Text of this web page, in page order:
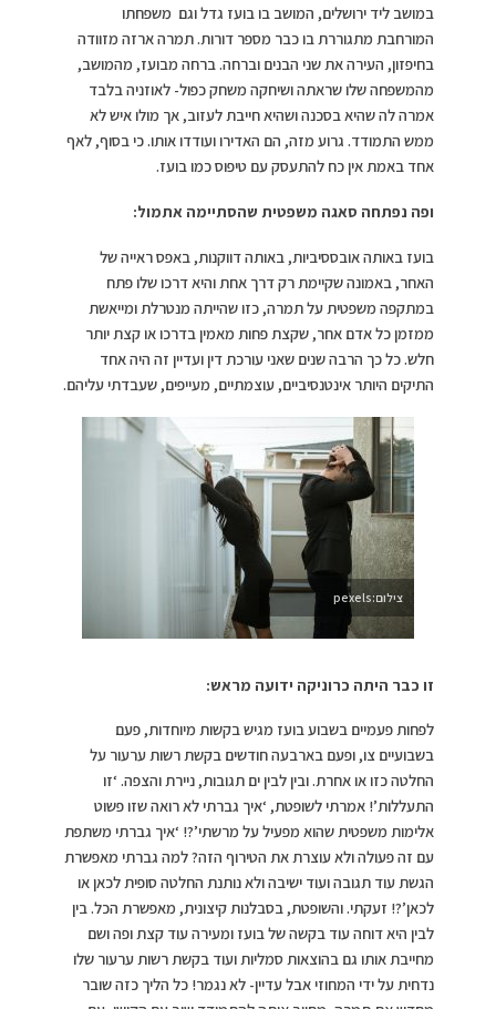
במושב ליד ירושלים, המושב בו בועז גדל וגם משפחתו
המורחבת מתגוררת בו כבר מספר דורות. תמרה ארזה מזוודה
בחיפזון, העירה את שני הבנים וברחה. ברחה מבועז, מהמושב,
מהמשפחה שלו שראתה ושיחקה משחק כפול- לאוזניה בלבד
אמרה לה שהיא בסכנה ושהיא חייבת לעזוב, אך מולו איש לא
ממש התמודד. גרוע מזה, הם האדירו ועודדו אותו. כי בסוף, לאף
אחד באמת אין כח להתעסק עם טיפוס כמו בועז.
ופה נפתחה סאגה משפטית שהסתיימה אתמול:
בועז באותה אובססיביות, באותה דווקנות, באפס ראייה של
האחר, באמונה שקיימת רק דרך אחת והיא דרכו שלו פתח
במתקפה משפטית על תמרה, כזו שהייתה מנטרלת ומייאשת
ממזמן כל אדם אחר, שקצת פחות מאמין בדרכו או קצת יותר
חלש. כל כך הרבה שנים שאני עורכת דין ועדיין זה היה אחד
התיקים היותר אינטנסיביים, עוצמתיים, מעייפים, שעבדתי עליהם.
צילום:pexels
זו כבר היתה כרוניקה ידועה מראש:
לפחות פעמיים בשבוע בועז מגיש בקשות מיוחדות, פעם
בשבועיים צו, ופעם בארבעה חודשים בקשת רשות ערעור על
החלטה כזו או אחרת. ובין לבין ים תגובות, ניירת והצפה. ‘זו
התעללות’! אמרתי לשופטת, ‘איך גברתי לא רואה שזו פשוט
אלימות משפטית שהוא מפעיל על מרשתי’?! ‘איך גברתי משתפת
עם זה פעולה ולא עוצרת את הטירוף הזה? למה גברתי מאפשרת
הגשת עוד תגובה ועוד ישיבה ולא נותנת החלטה סופית לכאן או
לכאן’?! זעקתי. והשופטת, בסבלנות קיצונית, מאפשרת הכל. בין
לבין היא דוחה עוד בקשה של בועז ומעירה עוד קצת ופה ושם
מחייבת אותו גם בהוצאות סמליות ועוד בקשת רשות ערעור שלו
נדחית על ידי המחוזי אבל עדיין- לא נגמר! כל הליך כזה שובר